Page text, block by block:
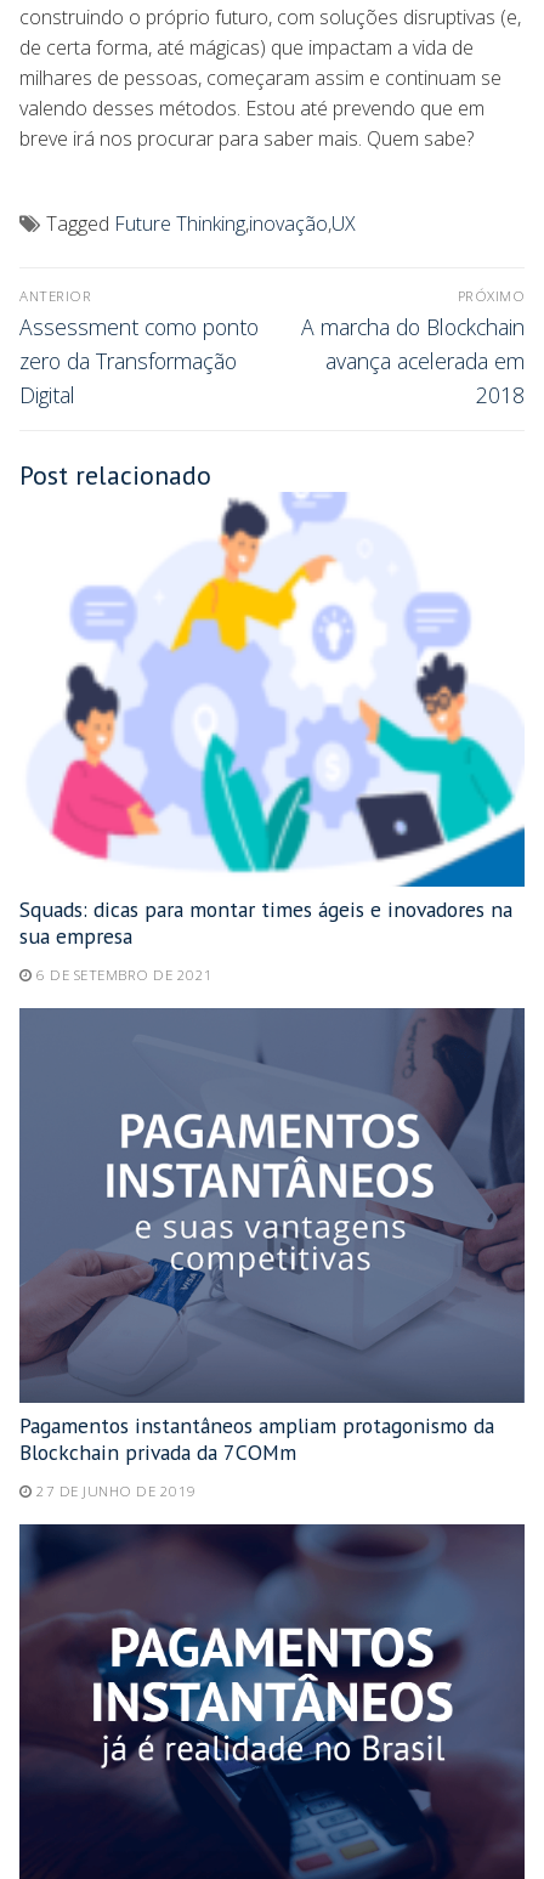
construindo o próprio futuro, com soluções disruptivas (e,
de certa forma, até mágicas) que impactam a vida de
milhares de pessoas, começaram assim e continuam se
valendo desses métodos. Estou até prevendo que em
breve irá nos procurar para saber mais. Quem sabe?
Tagged Future Thinking,inovação,UX
ANTERIOR
Assessment como ponto
zero da Transformação
Digital
PRÓXIMO
A marcha do Blockchain
avança acelerada em
2018
Post relacionado
Squads: dicas para montar times ágeis e inovadores na
sua empresa
6 DE SETEMBRO DE 2021
Pagamentos instantâneos ampliam protagonismo da
Blockchain privada da 7COMm
27 DE JUNHO DE 2019